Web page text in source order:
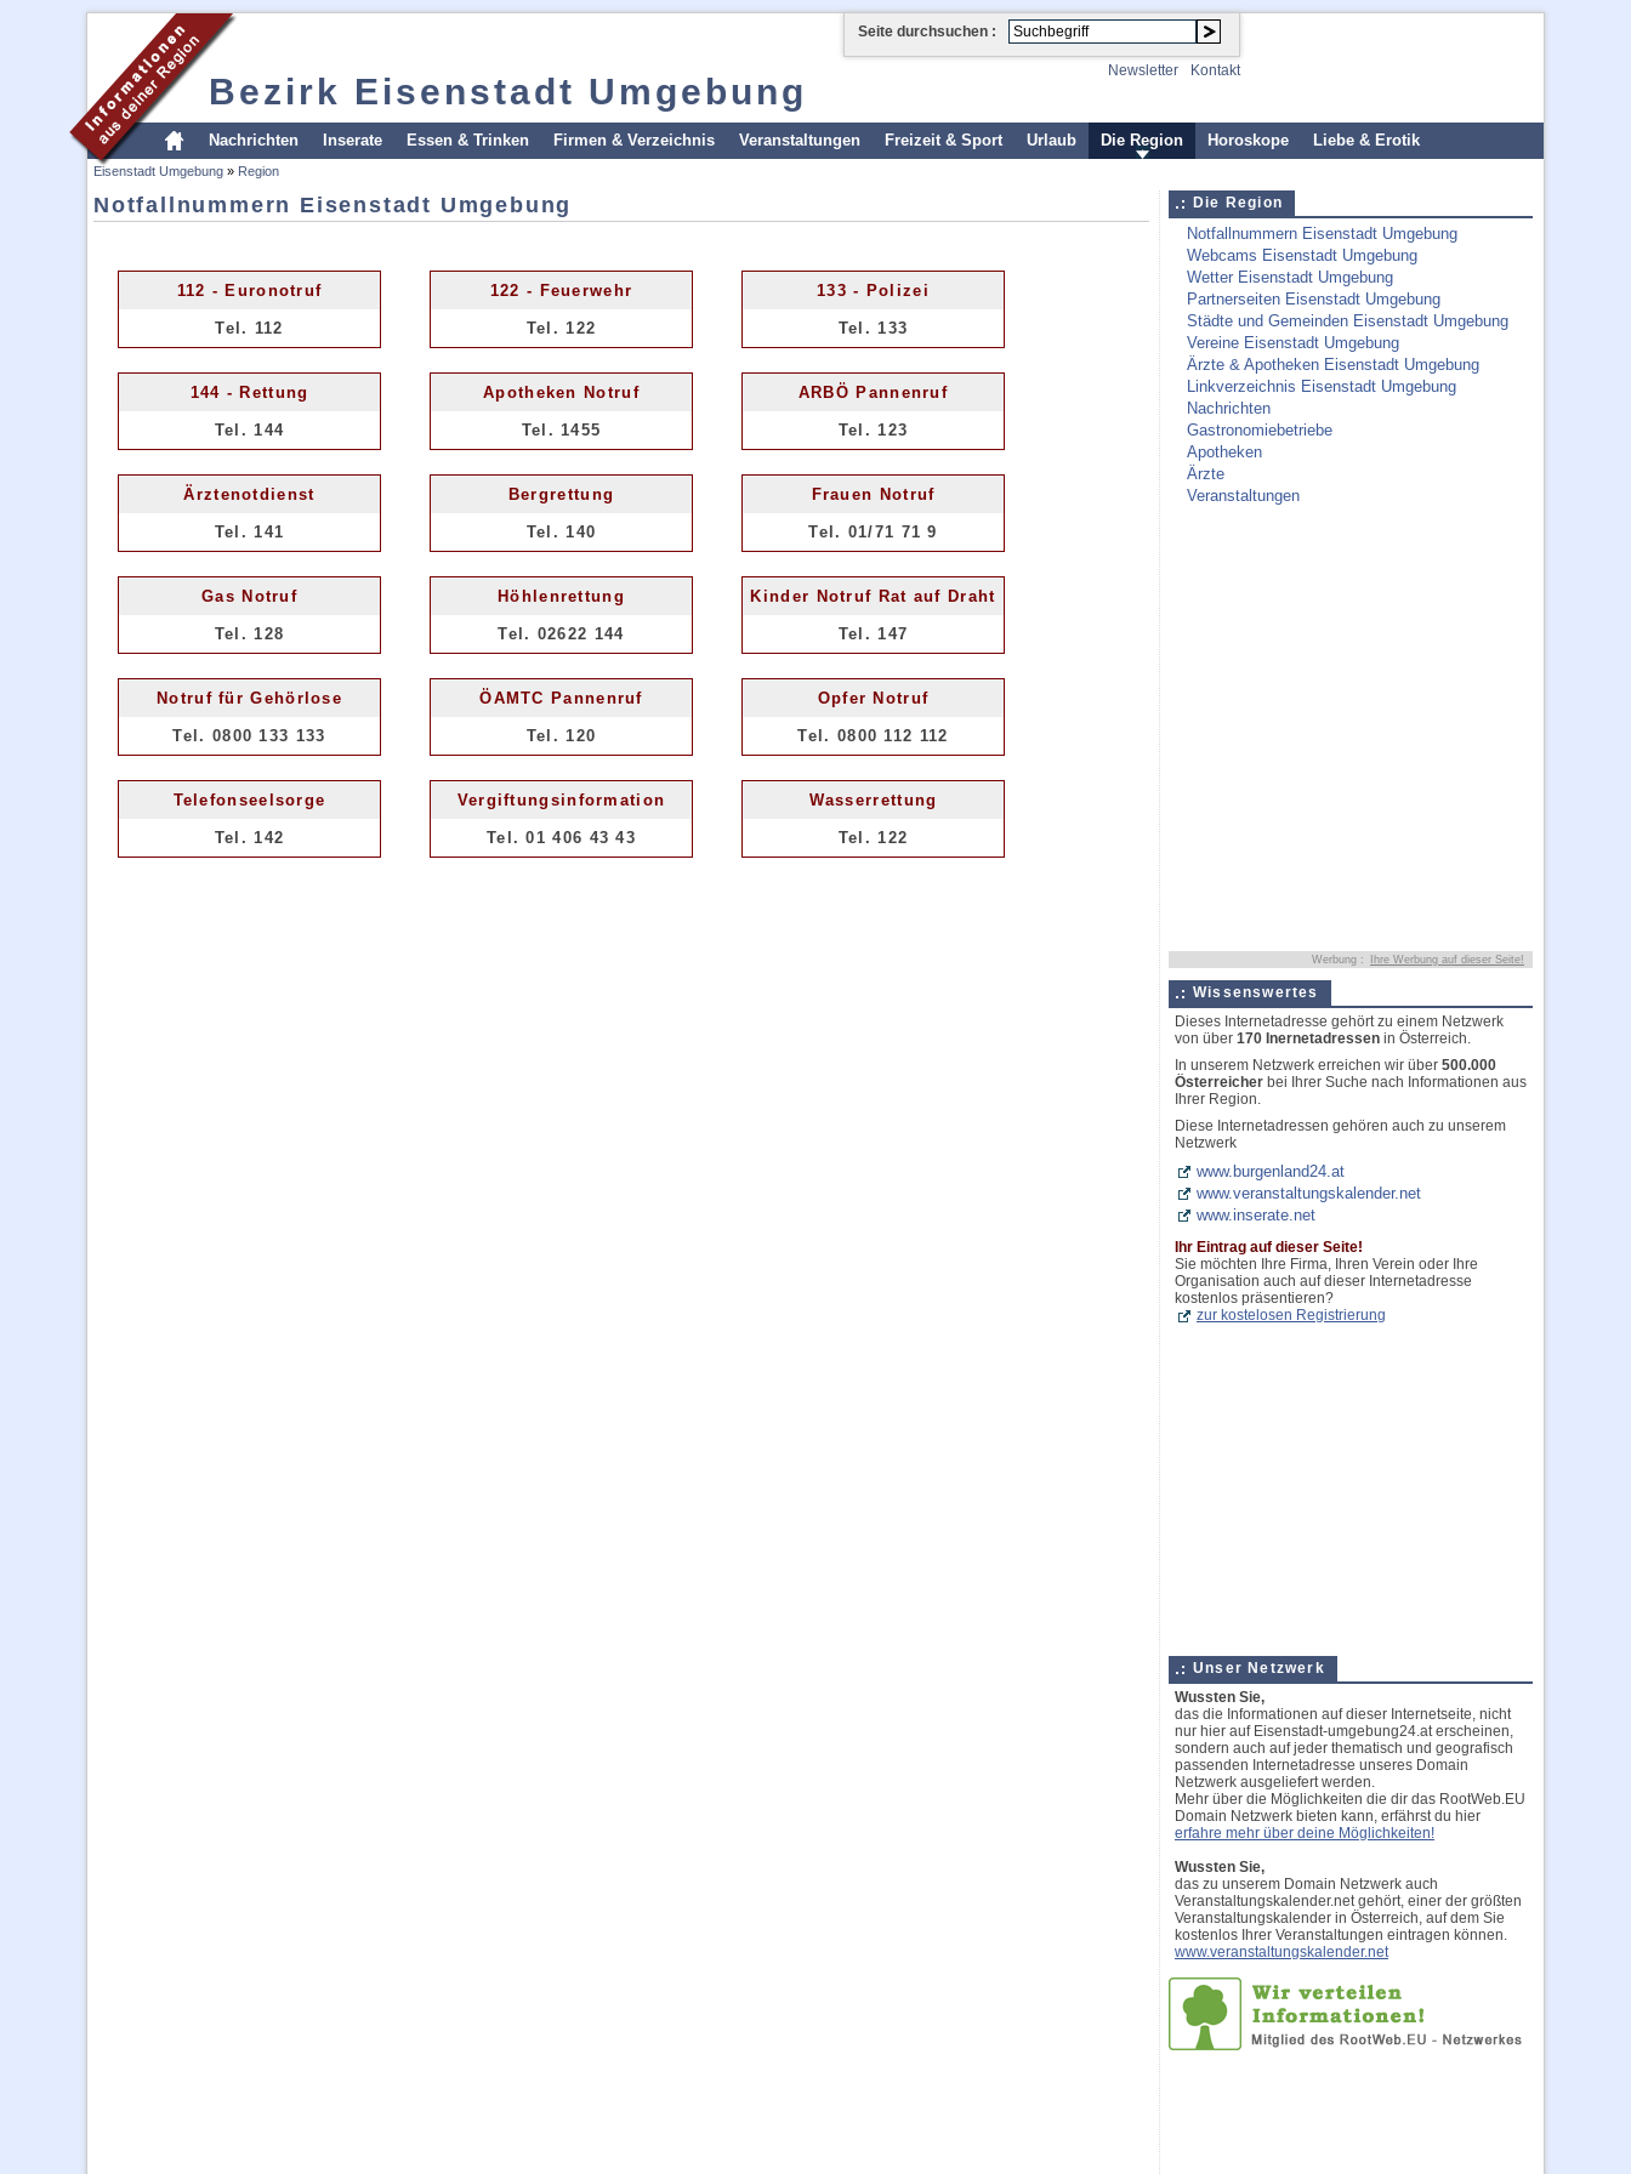
Bezirk Eisenstadt Umgebung
Seite durchsuchen :
Newsletter Kontakt
Nachrichten Inserate Essen & Trinken Firmen & Verzeichnis Veranstaltungen Freizeit & Sport Urlaub Die Region Horoskope Liebe & Erotik
Eisenstadt Umgebung » Region
Notfallnummern Eisenstadt Umgebung
112 - Euronotruf
Tel. 112
122 - Feuerwehr
Tel. 122
133 - Polizei
Tel. 133
144 - Rettung
Tel. 144
Apotheken Notruf
Tel. 1455
ARBÖ Pannenruf
Tel. 123
Ärztenotdienst
Tel. 141
Bergrettung
Tel. 140
Frauen Notruf
Tel. 01/71 71 9
Gas Notruf
Tel. 128
Höhlenrettung
Tel. 02622 144
Kinder Notruf Rat auf Draht
Tel. 147
Notruf für Gehörlose
Tel. 0800 133 133
ÖAMTC Pannenruf
Tel. 120
Opfer Notruf
Tel. 0800 112 112
Telefonseelsorge
Tel. 142
Vergiftungsinformation
Tel. 01 406 43 43
Wasserrettung
Tel. 122
Die Region
Notfallnummern Eisenstadt Umgebung
Webcams Eisenstadt Umgebung
Wetter Eisenstadt Umgebung
Partnerseiten Eisenstadt Umgebung
Städte und Gemeinden Eisenstadt Umgebung
Vereine Eisenstadt Umgebung
Ärzte & Apotheken Eisenstadt Umgebung
Linkverzeichnis Eisenstadt Umgebung
Nachrichten
Gastronomiebetriebe
Apotheken
Ärzte
Veranstaltungen
Werbung : Ihre Werbung auf dieser Seite!
Wissenswertes
Dieses Internetadresse gehört zu einem Netzwerk
von über 170 Inernetadressen in Österreich.
In unserem Netzwerk erreichen wir über 500.000
Österreicher bei Ihrer Suche nach Informationen aus
Ihrer Region.
Diese Internetadressen gehören auch zu unserem
Netzwerk
www.burgenland24.at
www.veranstaltungskalender.net
www.inserate.net
Ihr Eintrag auf dieser Seite!
Sie möchten Ihre Firma, Ihren Verein oder Ihre
Organisation auch auf dieser Internetadresse
kostenlos präsentieren?
zur kostelosen Registrierung
Unser Netzwerk
Wussten Sie,
das die Informationen auf dieser Internetseite, nicht
nur hier auf Eisenstadt-umgebung24.at erscheinen,
sondern auch auf jeder thematisch und geografisch
passenden Internetadresse unseres Domain
Netzwerk ausgeliefert werden.
Mehr über die Möglichkeiten die dir das RootWeb.EU
Domain Netzwerk bieten kann, erfährst du hier
erfahre mehr über deine Möglichkeiten!
Wussten Sie,
das zu unserem Domain Netzwerk auch
Veranstaltungskalender.net gehört, einer der größten
Veranstaltungskalender in Österreich, auf dem Sie
kostenlos Ihrer Veranstaltungen eintragen können.
www.veranstaltungskalender.net